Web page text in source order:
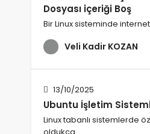
Dosyası içeriği Boş
Bir Linux sisteminde
Veli Kadir KOZAN
13/10/2025
Ubuntu İşletim
Linux tabanlı sistemlerde